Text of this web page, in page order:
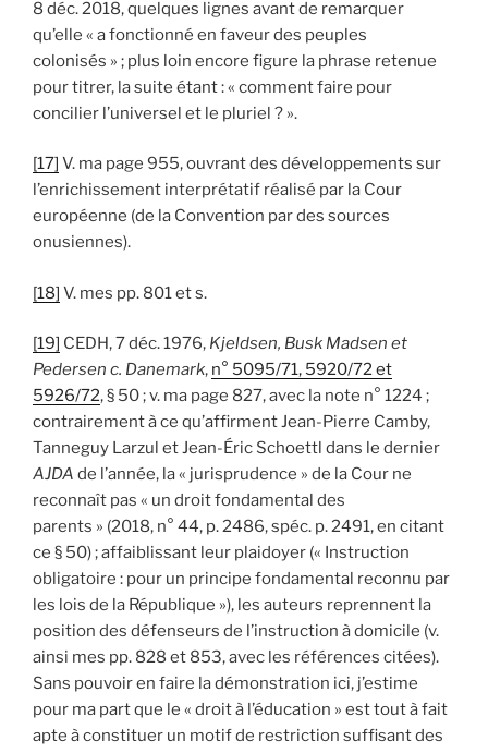
8 déc. 2018, quelques lignes avant de remarquer
qu’elle « a fonctionné en faveur des peuples
colonisés » ; plus loin encore figure la phrase retenue
pour titrer, la suite étant : « comment faire pour
concilier l’universel et le pluriel ? ».
[17] V. ma page 955, ouvrant des développements sur
l’enrichissement interprétatif réalisé par la Cour
européenne (de la Convention par des sources
onusiennes).
[18] V. mes pp. 801 et s.
[19] CEDH, 7 déc. 1976, Kjeldsen, Busk Madsen et
Pedersen c. Danemark, n° 5095/71, 5920/72 et
5926/72, § 50 ; v. ma page 827, avec la note n° 1224 ;
contrairement à ce qu’affirment Jean-Pierre Camby,
Tanneguy Larzul et Jean-Éric Schoettl dans le dernier
AJDA de l’année, la « jurisprudence » de la Cour ne
reconnaît pas « un droit fondamental des
parents » (2018, n° 44, p. 2486, spéc. p. 2491, en citant
ce § 50) ; affaiblissant leur plaidoyer (« Instruction
obligatoire : pour un principe fondamental reconnu par
les lois de la République »), les auteurs reprennent la
position des défenseurs de l’instruction à domicile (v.
ainsi mes pp. 828 et 853, avec les références citées).
Sans pouvoir en faire la démonstration ici, j’estime
pour ma part que le « droit à l’éducation » est tout à fait
apte à constituer un motif de restriction suffisant des